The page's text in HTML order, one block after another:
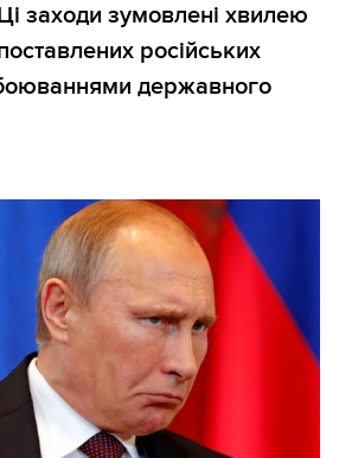
Ці заходи зумовлені хвилею
російських
державного